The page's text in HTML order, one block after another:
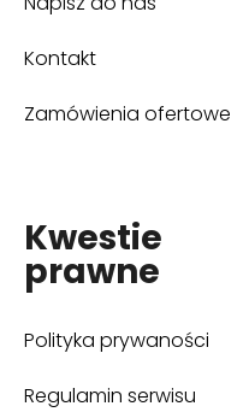
Kontakt
Zamówienia ofertowe
Kwestie
prawne
Polityka prywaności
Regulamin serwisu